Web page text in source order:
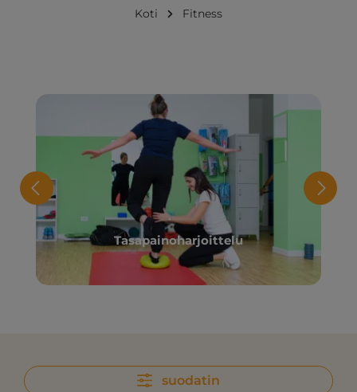
Koti Fitness
Tasapainoharjoittelu
suodatin